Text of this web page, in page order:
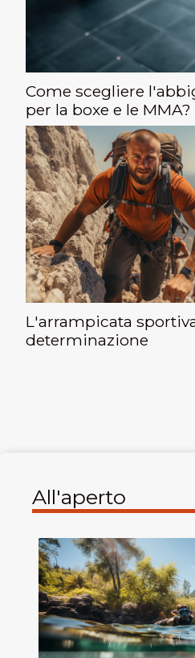
Come scegliere
per la boxe e le MMA?
L'arrampicata
determinazione
All'aperto